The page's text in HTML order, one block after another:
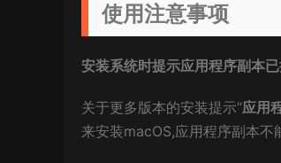
使用注意事项
安装系统时提示应用程序副本
关于更多版本的安装提示“应用
来安装macOS,应用程序副本不